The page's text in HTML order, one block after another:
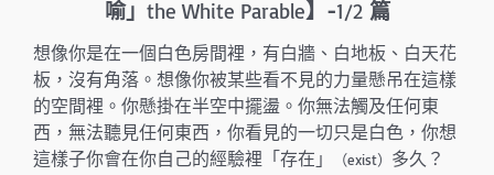
喻」 the White Parable】-1/2篇
想像你是在一個白色房間裡，有白牆、白地板、白天花
板，沒有角落。想像你被某些看不見的力量懸吊在這樣
的空間裡。你懸掛在半空中擺盪。你無法觸及任何東
西，無法聽見任何東西，你看見的一切只是白色，你想
這樣子你會在你自己的經驗裡「存在」
（exist） 多久？